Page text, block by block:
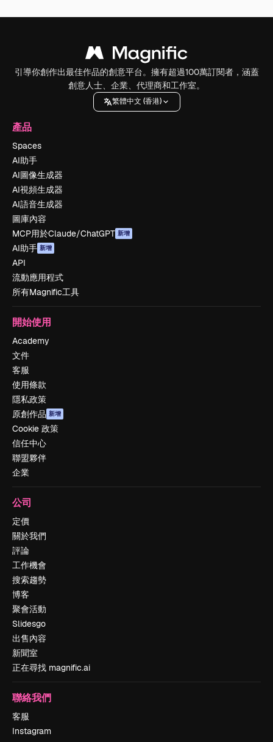
引導你創作出最佳作品的創意平台。擁有超過100萬訂閱者，涵蓋
創意人士、企業、代理商和工作室。
繁體中文 (香港)
產品
Spaces
AI助手
AI圖像生成器
AI視頻生成器
AI語音生成器
圖庫內容
MCP用於Claude/ChatGPT 新增
AI助手 新增
API
流動應用程式
所有Magnific工具
開始使用
Academy
文件
客服
使用條款
隱私政策
原創作品 新增
Cookie 政策
信任中心
聯盟夥伴
企業
公司
定價
關於我們
評論
工作機會
搜索趨勢
博客
聚會活動
Slidesgo
出售內容
新聞室
正在尋找 magnific.ai
聯絡我們
客服
Instagram